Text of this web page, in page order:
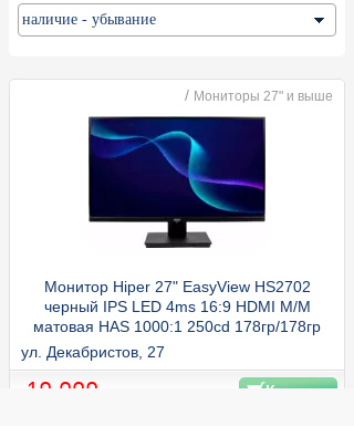
/ Мониторы 27" и выше
Монитор Hiper 27" EasyView HS2702
черный IPS LED 4ms 16:9 HDMI M/M
матовая HAS 1000:1 250cd 178гр/178гр
1920x1080 100Hz FreeSync VGA DP FHD
5.61кг
ул. Декабристов, 27
10 990 Купить